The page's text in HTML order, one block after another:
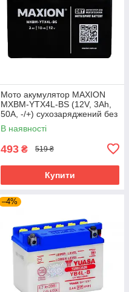
Мото акумулятор MAXION
MXBM-YTX4L-BS (12V, 3Ah,
50A, -/+) сухозаряджений без
електролiту (чорн/жовт)
В наявності
493 ₴ 519 ₴
Купити
–4%